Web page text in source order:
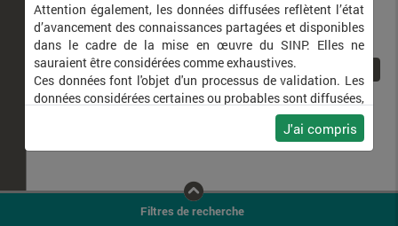
Filtres de recherche
Attention également, les données diffusées reflètent l’état
d’avancement des connaissances partagées et disponibles
dans le cadre de la mise en œuvre du SINP. Elles ne
sauraient être considérées comme exhaustives.
Ces données font l'objet d'un processus de validation. Les
données considérées certaines ou probables sont diffusées,
ainsi que celles pour lesquelles la méthode n'est pas
J'ai compris